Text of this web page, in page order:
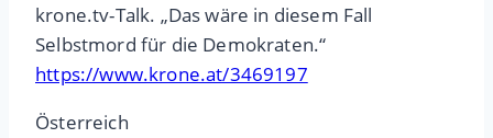
krone.tv-Talk. „Das wäre in diesem Fall
Selbstmord für die Demokraten.“
https://www.krone.at/3469197
Österreich